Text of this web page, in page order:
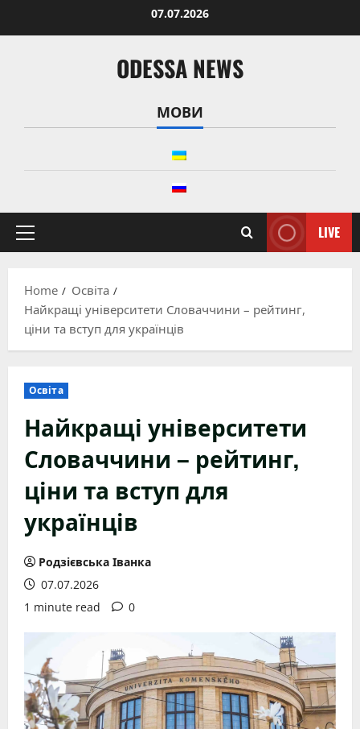
07.07.2026
ODESSA NEWS
МОВИ
Primary
LIVE
Home
Освіта
Найкращі університети Словаччини – рейтинг,
ціни та вступ для українців
Освіта
Найкращі університети
Словаччини – рейтинг,
ціни та вступ для
українців
Родзієвська Іванка
07.07.2026
1 minute read
0